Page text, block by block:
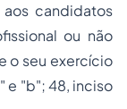
candidatos
ou não
o seu exercício
e "b"; 48, inciso